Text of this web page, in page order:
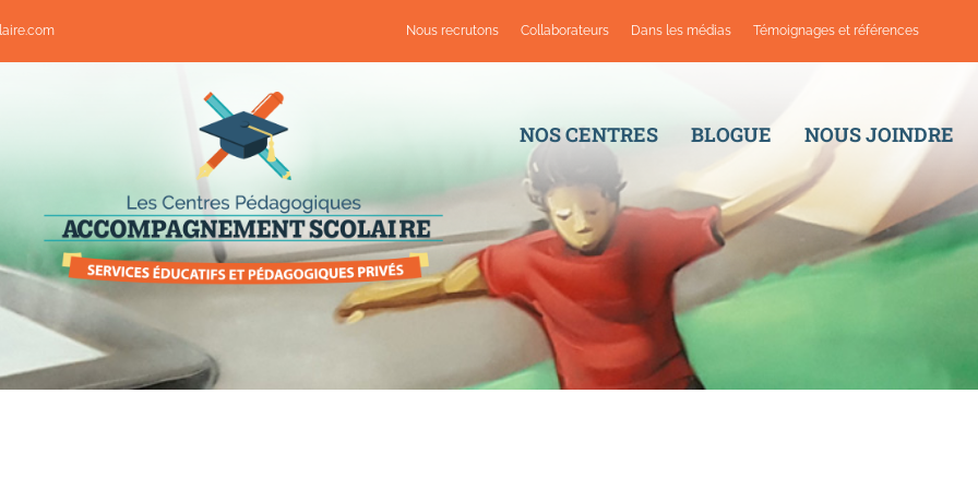
Nous recrutons Collaborateurs Dans les médias Témoignages et références
NOS CENTRES BLOGUE NOUS JOINDRE